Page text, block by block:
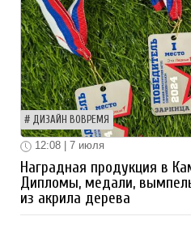
ДИЗАЙН ВОВРЕМЯ
12:08 | 7 июля
Наградная продукция в
Дипломы, медали,
из акрила дерева